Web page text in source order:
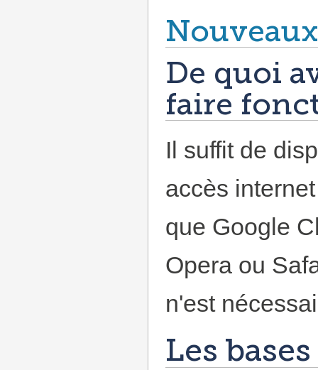
De quoi
faire
Il suffit de
accès
que Google
Opera ou
n'est
Les